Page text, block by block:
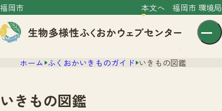
福岡市 本文へ 福岡市 環境局
ホーム ふくおかいきものガイド いきもの図鑑
いきもの図鑑